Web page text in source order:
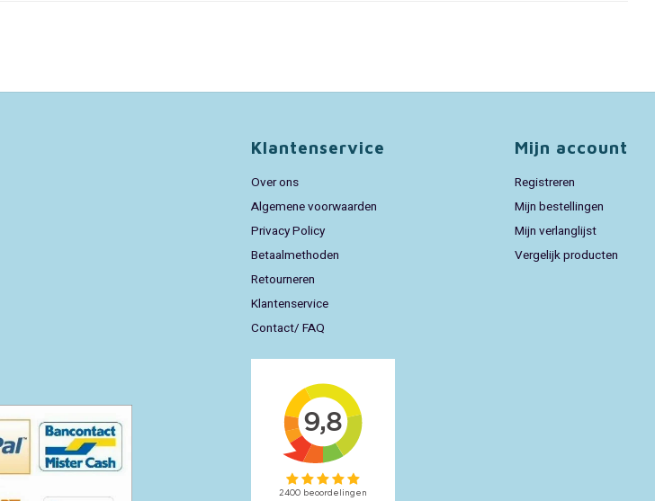
Klantenservice
Over ons
Algemene voorwaarden
Privacy Policy
Betaalmethoden
Retourneren
Klantenservice
Contact/ FAQ
Mijn account
Registreren
Mijn bestellingen
Mijn verlanglijst
Vergelijk producten